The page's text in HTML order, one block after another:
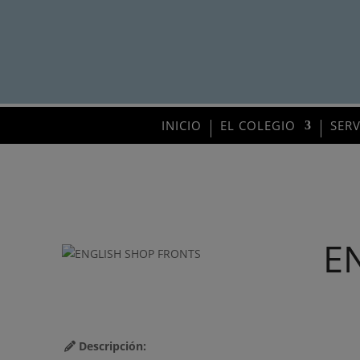
INICIO EL COLEGIO
Descripción: